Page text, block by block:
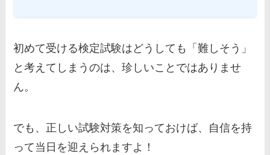
初めて受ける検定試験はどうしても「難しそう」
と考えてしまうのは、珍しいことではありませ
ん。
でも、正しい試験対策を知っておけば、自信を持
って当日を迎えられますよ！